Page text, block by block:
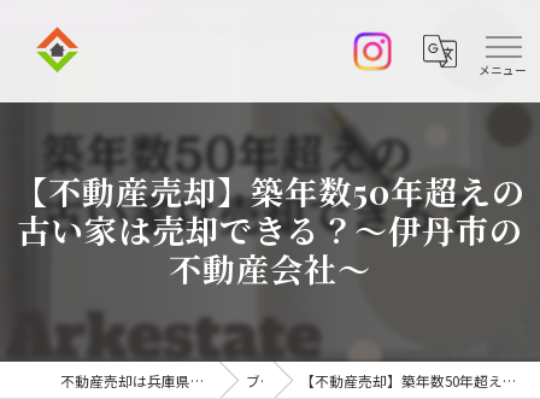
【不動産売却】築年数50年超えの
古い家は売却できる？～伊丹市の
不動産会社～
不動産売却は兵庫県伊丹市の株式会社アークエステート ブログ 【不動産売却】築年数50年超えの古い家は売却できる？～伊丹市の不動産会社～